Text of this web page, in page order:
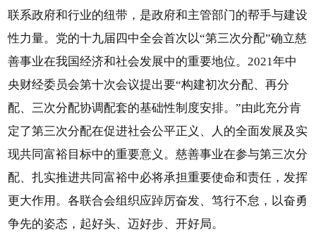
联系政府和行业的纽带，是政府和主管部门的帮手与建设
性力量。党的十九届四中全会首次以“第三次分配”确立慈
善事业在我国经济和社会发展中的重要地位。2021年中
央财经委员会第十次会议提出要“构建初次分配、再分
配、三次分配协调配套的基础性制度安排。”由此充分肯
定了第三次分配在促进社会公平正义、人的全面发展及实
现共同富裕目标中的重要意义。慈善事业在参与第三次分
配、扎实推进共同富裕中必将承担重要使命和责任，发挥
更大作用。各联合会组织应踔厉奋发、笃行不怠，以奋勇
争先的姿态，起好头、迈好步、开好局。